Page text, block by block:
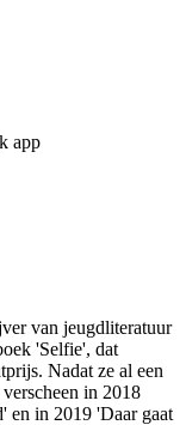
app
van jeugdliteratuur
'Selfie', dat
Nadat ze al een
in 2018
en in 2019 'Daar gaat